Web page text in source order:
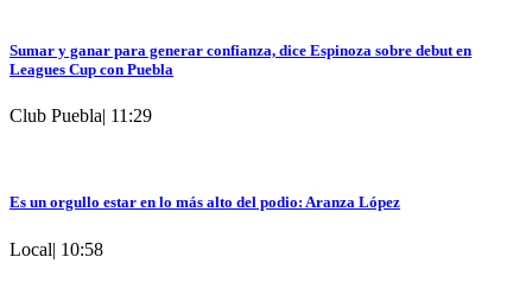
Sumar y ganar para generar confianza, dice Espinoza sobre debut en
Leagues Cup con Puebla
Club Puebla| 11:29
Es un orgullo estar en lo más alto del podio: Aranza López
Local| 10:58